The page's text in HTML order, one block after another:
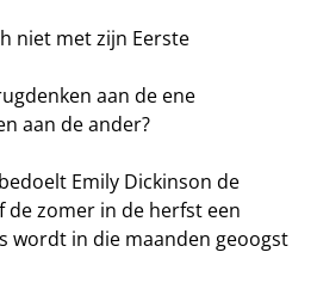
niet met zijn Eerste
aan de ene
aan de ander?
Emily Dickinson de
de zomer in de herfst een
wordt in die maanden geoogst